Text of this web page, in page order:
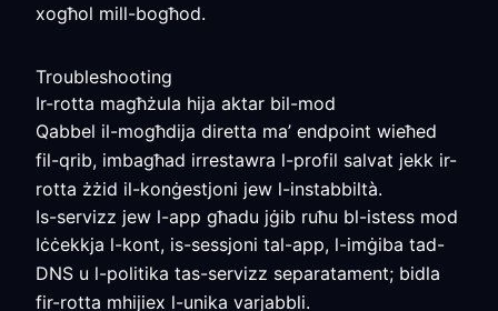
xogħol mill-bogħod.
Troubleshooting
Ir-rotta magħżula hija aktar bil-mod
Qabbel il-mogħdija diretta ma’ endpoint wieħed
fil-qrib, imbagħad irrestawra l-profil salvat jekk ir-
rotta żżid il-konġestjoni jew l-instabbiltà.
Is-servizz jew l-app għadu jġib ruħu bl-istess mod
Iċċekkja l-kont, is-sessjoni tal-app, l-imġiba tad-
DNS u l-politika tas-servizz separatament; bidla
fir-rotta mhijiex l-unika varjabbli.